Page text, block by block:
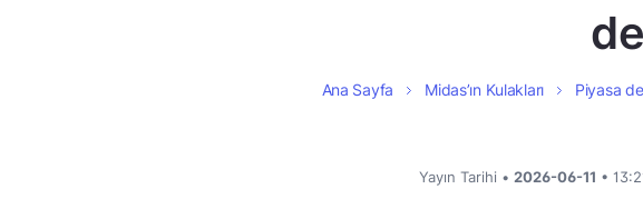
Ana Sayfa Midas’ın Kulakları Piyasa
Yayın Tarihi • 2026-06-11 •